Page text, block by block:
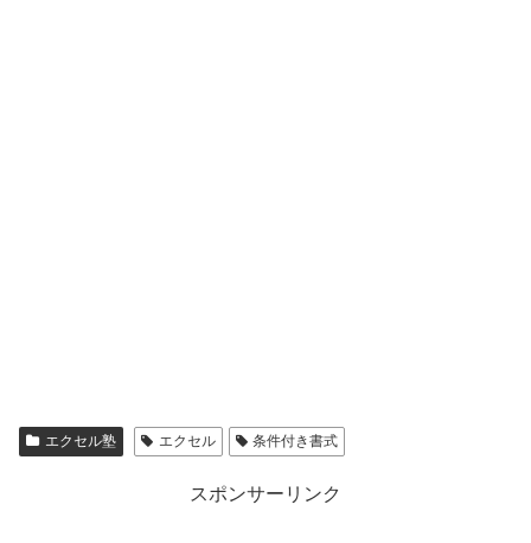
エクセル塾 エクセル 条件付き書式
スポンサーリンク